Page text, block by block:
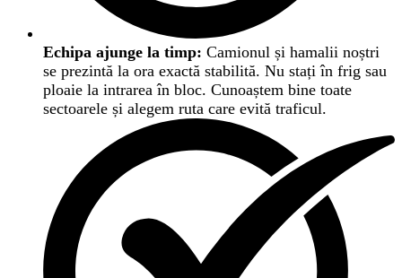
Echipa ajunge la timp: Camionul și hamalii noștri
se prezintă la ora exactă stabilită. Nu stați în frig sau
ploaie la intrarea în bloc. Cunoaștem bine toate
sectoarele și alegem ruta care evită traficul.